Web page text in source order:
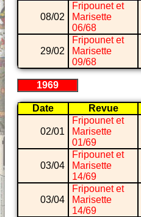
08/02
Fripounet et
Marisette
06/68
29/02
Fripounet et
Marisette
09/68
1969
Date Revue
02/01
Fripounet et
Marisette
01/69
03/04
Fripounet et
Marisette
14/69
03/04
Fripounet et
Marisette
14/69